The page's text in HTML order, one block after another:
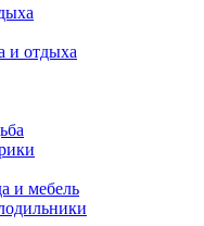
и отдыха
и мебель